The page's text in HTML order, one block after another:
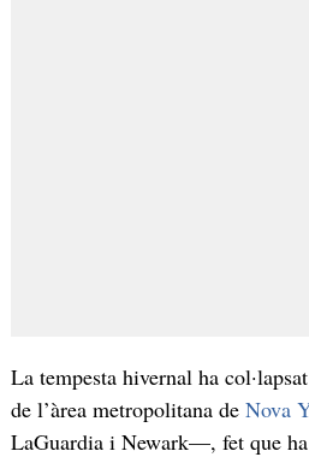
La tempesta hivernal ha
de l’àrea metropolitana de Nova
LaGuardia i Newark—, fet que